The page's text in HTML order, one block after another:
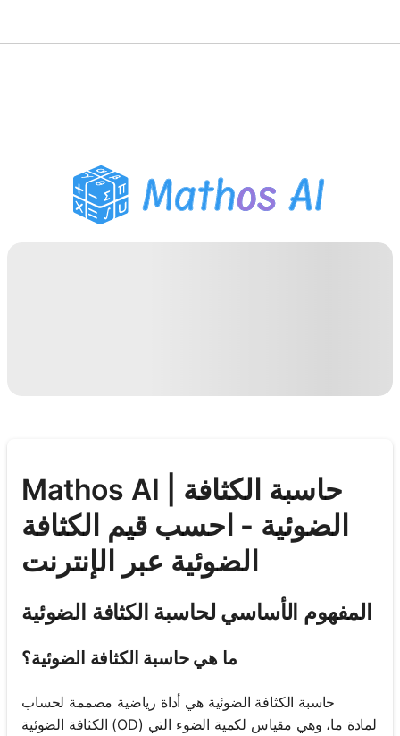
مساعد واجبات PDF
أدوات الدراسة
Mathos AI | حاسبة الكثافة
الضوئية - احسب قيم الكثافة
الضوئية عبر الإنترنت
المفهوم الأساسي لحاسبة الكثافة الضوئية
ما هي حاسبة الكثافة الضوئية؟
حاسبة الكثافة الضوئية هي أداة رياضية مصممة لحساب
الكثافة الضوئية (OD) لمادة ما، وهي مقياس لكمية الضوء التي